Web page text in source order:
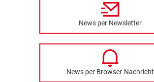
News per Newsletter
News per Browser-Nachricht